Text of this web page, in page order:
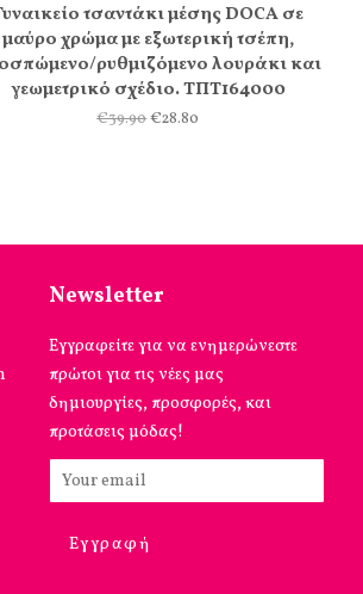
τσαντάκι μέσης DOCA σε
μαύρο χρώμα με εξωτερική τσέπη,
ρυθμιζόμενο λουράκι και
γεωμετρικό σχέδιο. ΤΠΤ164000
€39.90€28.80
Newsletter
Εγγραφείτε για να ενημερώνεστε
πρώτοι για τις νέες μας
δημιουργίες, προσφορές, και
προτάσεις μόδας!